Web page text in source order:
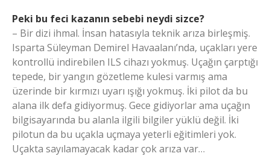
Peki bu feci kazanın sebebi neydi sizce?
– Bir dizi ihmal. İnsan hatasıyla teknik arıza birleşmiş.
Isparta Süleyman Demirel Havaalanı’nda, uçakları yere
kontrollü indirebilen ILS cihazı yokmuş. Uçağın çarptığı
tepede, bir yangın gözetleme kulesi varmış ama
üzerinde bir kırmızı uyarı ışığı yokmuş. İki pilot da bu
alana ilk defa gidiyormuş. Gece gidiyorlar ama uçağın
bilgisayarında bu alanla ilgili bilgiler yüklü değil. İki
pilotun da bu uçakla uçmaya yeterli eğitimleri yok.
Uçakta sayılamayacak kadar çok arıza var…